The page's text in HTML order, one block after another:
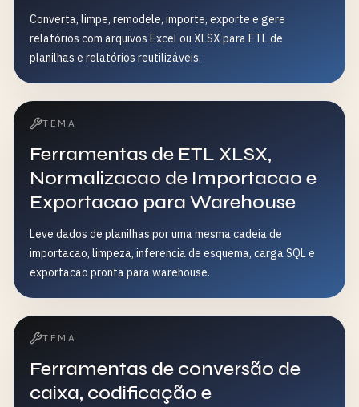
Converta, limpe, remodele, importe, exporte e gere
relatórios com arquivos Excel ou XLSX para ETL de
planilhas e relatórios reutilizáveis.
TEMA
Ferramentas de ETL XLSX,
Normalizacao de Importacao e
Exportacao para Warehouse
Leve dados de planilhas por uma mesma cadeia de
importacao, limpeza, inferencia de esquema, carga SQL e
exportacao pronta para warehouse.
TEMA
Ferramentas de conversão de
caixa, codificação e